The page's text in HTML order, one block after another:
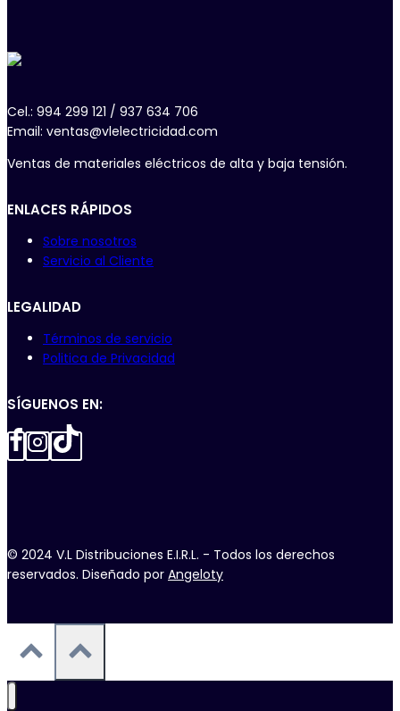
Cel.: 994 299 121 / 937 634 706
Email: ventas@vlelectricidad.com
Ventas de materiales eléctricos de alta y baja tensión.
ENLACES RÁPIDOS
Sobre nosotros
Servicio al Cliente
LEGALIDAD
Términos de servicio
Politica de Privacidad
SÍGUENOS EN:
© 2024 V.L Distribuciones E.I.R.L. - Todos los derechos
reservados. Diseñado por Angeloty